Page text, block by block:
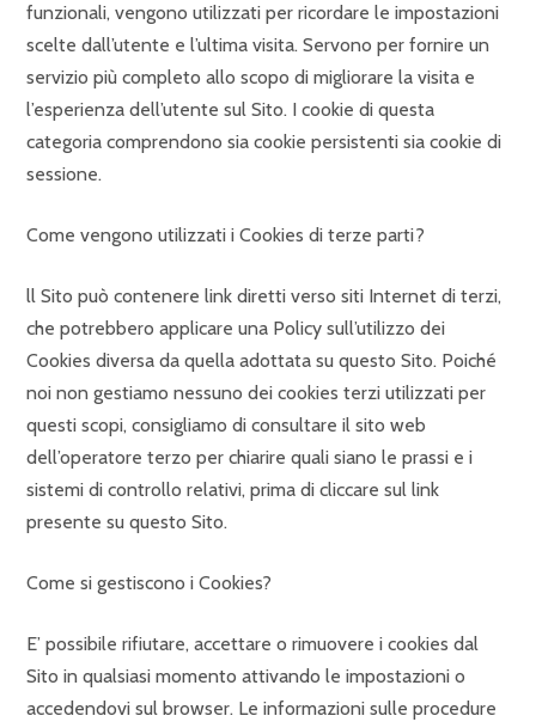
funzionali, vengono utilizzati per ricordare le impostazioni
scelte dall’utente e l’ultima visita. Servono per fornire un
servizio più completo allo scopo di migliorare la visita e
l’esperienza dell’utente sul Sito. I cookie di questa
categoria comprendono sia cookie persistenti sia cookie di
sessione.
Come vengono utilizzati i Cookies di terze parti?
ll Sito può contenere link diretti verso siti Internet di terzi,
che potrebbero applicare una Policy sull’utilizzo dei
Cookies diversa da quella adottata su questo Sito. Poiché
noi non gestiamo nessuno dei cookies terzi utilizzati per
questi scopi, consigliamo di consultare il sito web
dell’operatore terzo per chiarire quali siano le prassi e i
sistemi di controllo relativi, prima di cliccare sul link
presente su questo Sito.
Come si gestiscono i Cookies?
E’ possibile rifiutare, accettare o rimuovere i cookies dal
Sito in qualsiasi momento attivando le impostazioni o
accedendovi sul browser. Le informazioni sulle procedure